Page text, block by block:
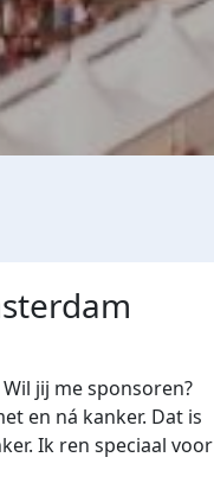
jij me sponsoren?
en ná kanker. Dat is
Ik ren speciaal voor